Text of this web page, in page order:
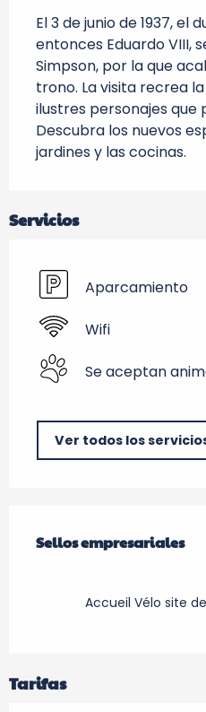
El 3 de junio de 1937, el
entonces Eduardo VIII,
Simpson, por la que
trono. La visita recrea
ilustres personajes que
Descubra los nuevos
jardines y las cocinas.
Servicios
Aparcamiento
Wifi
Se aceptan
Ver todos los
Sellos empresariales
Sellos empresariales
Accueil Vélo site
Tarifas